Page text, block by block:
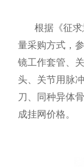
根据《征
量采购方式，
镜工作套管、
头、关节用脉
刀、同种异体
成挂网价格。